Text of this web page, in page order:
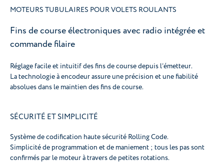
MOTEURS TUBULAIRES POUR VOLETS ROULANTS
Fins de course électroniques avec radio intégrée et
commande filaire
Réglage facile et intuitif des fins de course depuis l’émetteur.
La technologie à encodeur assure une précision et une fiabilité
absolues dans le maintien des fins de course.
SÉCURITÉ ET SIMPLICITÉ
Système de codification haute sécurité Rolling Code.
Simplicité de programmation et de maniement ; tous les pas sont
confirmés par le moteur à travers de petites rotations.